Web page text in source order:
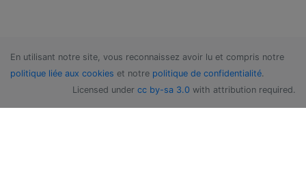
En utilisant notre site, vous reconnaissez avoir lu et compris notre
politique liée aux cookies et notre politique de confidentialité.
Licensed under cc by-sa 3.0 with attribution required.